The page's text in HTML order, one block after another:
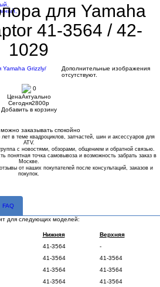
для Yamaha
41-3564 / 42-
1029
Дополнительные изображения
отсутствуют.
0
ЦенаАктуально
Сегодня2800p
Добавить в корзину
заказывать спокойно
лет в теме квадроциклов, запчастей, шин и аксессуаров для
ATV.
с новостями, обзорами, общением и обратной связью.
понятная точка самовывоза и возможность забрать заказ в
Москве.
от наших покупателей после консультаций, заказов и
покупок.
FAQ
для следующих моделей:
Нижняя
Верхняя
41-3564
-
41-3564
41-3564
41-3564
41-3564
41-3564
41-3564